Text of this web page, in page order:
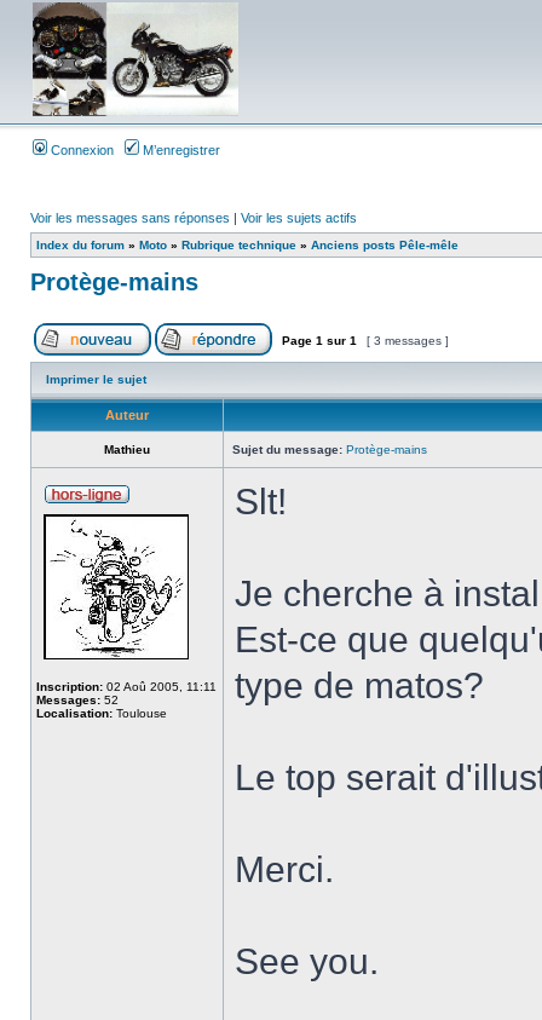
Connexion M’enregistrer
Voir les messages sans réponses | Voir les sujets actifs
Index du forum » Moto » Rubrique technique » Anciens posts Pêle-mêle
Protège-mains
Page 1 sur 1 [ 3 messages ]
Imprimer le sujet
Auteur
Mathieu Sujet du message: Protège-mains
Inscription: 02 Aoû 2005, 11:11
Messages: 52
Localisation: Toulouse
Slt!
Je cherche à
Est-ce que
type de matos?
Le top serait
Merci.
See you.